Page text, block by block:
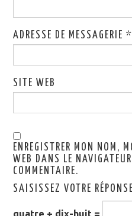
ADRESSE DE MESSAGERIE*
SITE WEB
ENREGISTRER MON NOM,
WEB DANS LE
COMMENTAIRE.
SAISISSEZ VOTRE
quatre + dix-huit =